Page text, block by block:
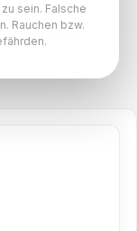
- 10ml
sein. Falsche
Rauchen bzw.